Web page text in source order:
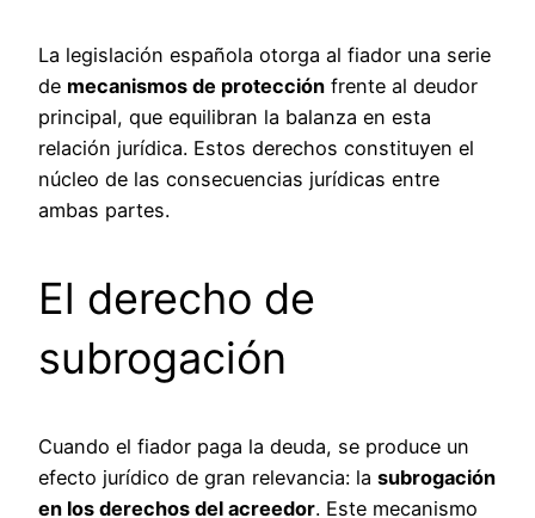
La legislación española otorga al fiador una serie
de mecanismos de protección frente al deudor
principal, que equilibran la balanza en esta
relación jurídica. Estos derechos constituyen el
núcleo de las consecuencias jurídicas entre
ambas partes.
El derecho de
subrogación
Cuando el fiador paga la deuda, se produce un
efecto jurídico de gran relevancia: la subrogación
en los derechos del acreedor. Este mecanismo